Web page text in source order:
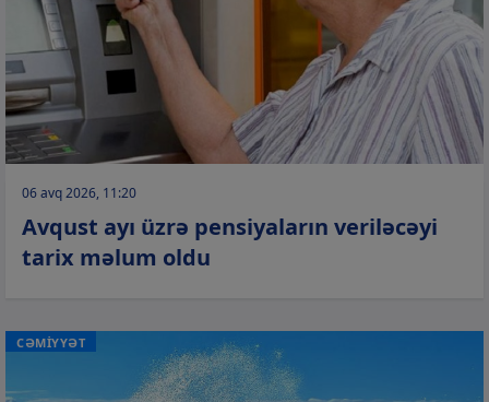
06 avq 2026, 11:20
Avqust ayı üzrə pensiyaların veriləcəyi
tarix məlum oldu
CƏMİYYƏT